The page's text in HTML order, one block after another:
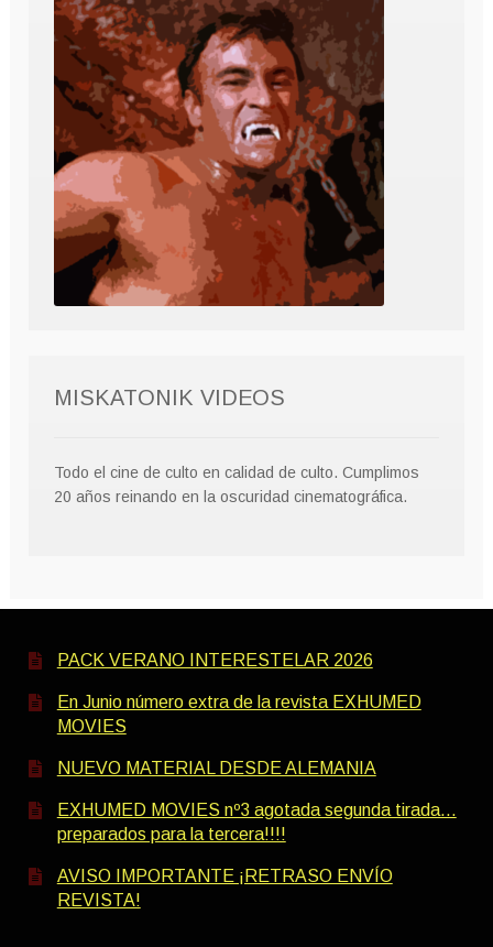
MISKATONIK VIDEOS
Todo el cine de culto en calidad de culto. Cumplimos
20 años reinando en la oscuridad cinematográfica.
PACK VERANO INTERESTELAR 2026
En Junio número extra de la revista EXHUMED
MOVIES
NUEVO MATERIAL DESDE ALEMANIA
EXHUMED MOVIES nº3 agotada segunda tirada…
preparados para la tercera!!!!
AVISO IMPORTANTE ¡RETRASO ENVÍO
REVISTA!